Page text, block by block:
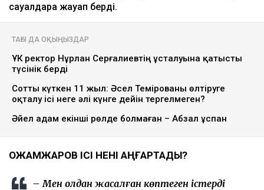
сауалдарға жауап берді.
ТАҒЫ ДА ОҚЫҢЫЗДАР
ҰҚК ректор Нұрлан Серғалиевтің ұсталуына қатысты
түсінік берді
Сотты күткен 11 жыл: Әсел Темірованы өлтіруге
оқталу ісі неге әлі күнге дейін тергелмеген?
Әйел адам екінші рөлде болмаған – Абзал Құспан
ҚОЖАМЖАРОВ ІСІ НЕНІ АҢҒАРТАДЫ?
– Мен қолдан жасалған көптеген істерді